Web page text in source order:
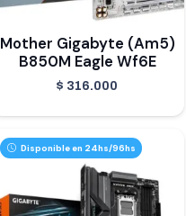
Mother Gigabyte (Am5)
B850M Eagle Wf6E
$ 316.000
Disponible en 24hs/96hs